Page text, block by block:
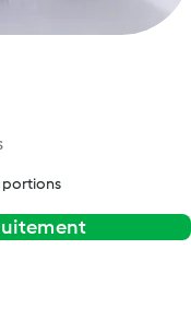
portions